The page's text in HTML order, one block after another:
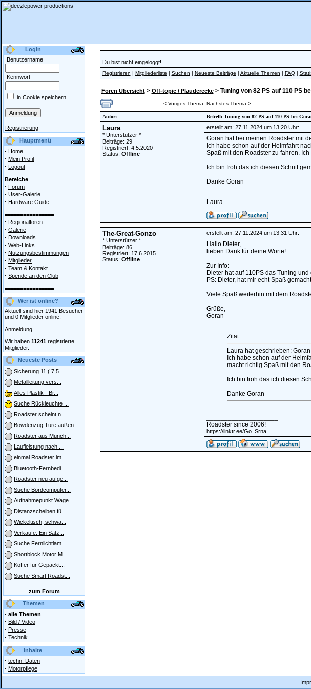
Login
Benutzername
Kennwort
in Cookie speichern
Registrierung
Hauptmenü
· Home
· Mein Profil
· Logout
Bereiche
· Forum
· User-Galerie
· Hardware Guide
================
· Regionalforen
· Galerie
· Downloads
· Web-Links
· Nutzungsbestimmungen
· Mitglieder
· Team & Kontakt
· Spende an den Club
================
Wer ist online?
Aktuell sind hier 1941 Besucher
und 0 Mitglieder online.
Anmeldung
Wir haben 11241 registrierte
Mitglieder.
Neueste Posts
Sicherung 11 ( 7,5...
Metallleitung vers...
Alles Plastik - Br...
Suche Rückleuchte ...
Roadster scheint n...
Bowdenzug Türe außen
Roadster aus Münch...
Laufleistung nach ...
einmal Roadster im...
Bluetooth-Fernbedi...
Roadster neu aufge...
Suche Bordcomputer...
Aufnahmepunkt Wage...
Distanzscheiben fü...
Wickeltisch, schwa...
Verkaufe: Ein Satz...
Suche Fernlichtlam...
Shortblock Motor M...
Koffer für Gepäckt...
Suche Smart Roadst...
zum Forum
Themen
· alle Themen
· Bild / Video
· Presse
· Technik
Inhalte
· techn. Daten
· Motorpflege
Du bist nicht eingeloggt!
Registrieren | Mitgliederliste | Suchen | Neueste Beiträge | Aktuelle Themen | FAQ|
Foren Übersicht> Off-topic / Plauderecke> Tuning von 82 PS auf 110 PS
< Voriges Thema Nächstes Thema >
Autor: Betreff: Tuning von 82 PS auf 110 PS bei
Laura
* Unterstützer *
Beiträge: 29
Registriert: 4.5.2020
Status: Offline
erstellt am: 27.11.2024 um 13:20 Uhr:
Goran hat bei meinen Roadster mit
Ich habe schon auf der Heimfahrt
Spaß mit den Roadster zu fahren.
Ich bin froh das ich diesen Schritt
Danke Goran
Laura
The-Great-Gonzo
* Unterstützer *
Beiträge: 86
Registriert: 17.6.2015
Status: Offline
erstellt am: 27.11.2024 um 13:31 Uhr:
Hallo Dieter,
lieben Dank für deine Worte!
Zur Info:
Dieter hat auf 110PS das Tuning
PS: Dieter, hat mir echt Spaß
Viele Spaß weiterhin mit dem
Grüße,
Goran
Zitat:
Laura hat geschrieben:
Ich habe schon auf der
macht richtig Spaß mit den
Ich bin froh das ich diesen
Danke Goran
Roadster since 2006!
https://linktr.ee/Go_Srna